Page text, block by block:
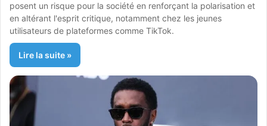
posent un risque pour la société en renforçant la polarisation et
en altérant l'esprit critique, notamment chez les jeunes
utilisateurs de plateformes comme TikTok.
Lire la suite »